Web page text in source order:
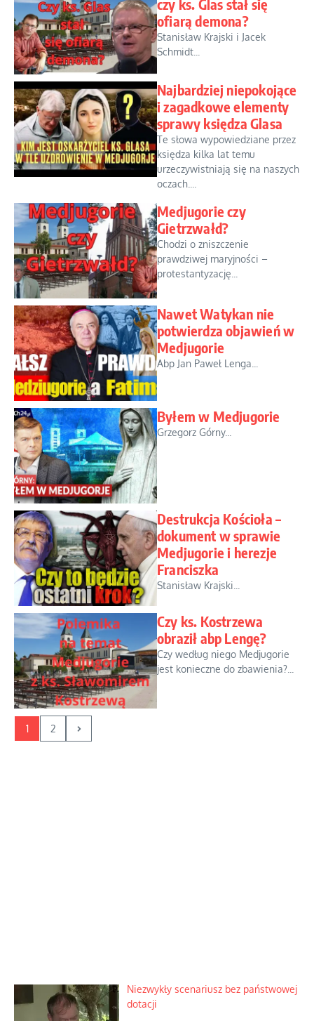
czy ks. Glas stał się
ofiarą demona?
Stanisław Krajski i Jacek
Schmidt...
Najbardziej niepokojące
i zagadkowe elementy
sprawy księdza Glasa
Te słowa wypowiedziane przez
księdza kilka lat temu
urzeczywistniają się na naszych
oczach....
Medjugorie czy
Gietrzwałd?
Chodzi o zniszczenie
prawdziwej maryjności –
protestantyzację...
Nawet Watykan nie
potwierdza objawień w
Medjugorie
Abp Jan Paweł Lenga...
Byłem w Medjugorie
Grzegorz Górny...
Destrukcja Kościoła –
dokument w sprawie
Medjugorie i herezje
Franciszka
Stanisław Krajski...
Czy ks. Kostrzewa
obraził abp Lengę?
Czy według niego Medjugorie
jest konieczne do zbawienia?...
1 2
Niezwykły scenariusz bez państwowej
dotacji